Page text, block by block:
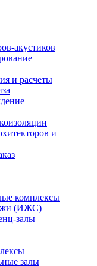
акустиков
и расчеты
и
комплексы
(ИЖС)
залы
залы